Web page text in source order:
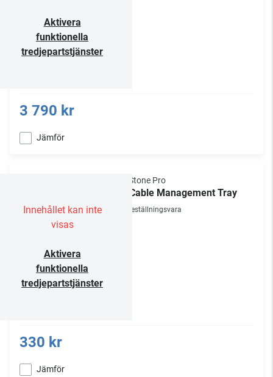
Aktivera
funktionella
tredjepartstjänster
3 790 kr
Jämför
Innehållet kan inte
visas
Aktivera
funktionella
tredjepartstjänster
NorStone Pro
1U Cable Management Tray
Beställningsvara
330 kr
Jämför